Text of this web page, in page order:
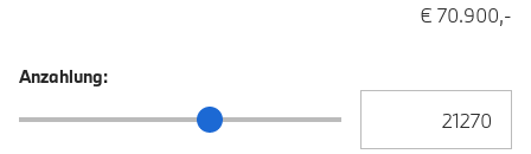
€ 70.900,-
Anzahlung:
Anzahlung Schieberegler